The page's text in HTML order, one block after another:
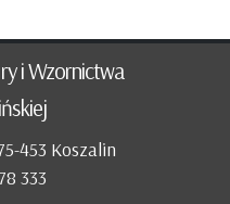
i Wzornictwa
453 Koszalin
333